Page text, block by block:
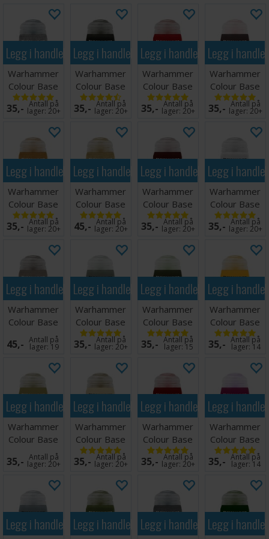
Warhammer Colour-systemet. Når grunnmalingen er påført,
er modellen klar for skyggelegging, lagdeling og detaljering –
noe som gjør disse malingene til det naturlige første trinnet i
enhver malingsprosess, fra nybegynnere som tar fatt på sin
første modell til erfarne malere som arbeider med
konkurransebidrag.
Legg i handlekurven
Warhammer
Colour Base
Leadbelcher
35,- Antall på
lager:20+
Legg i handlekurven
Warhammer
Colour Base
Abaddon
Black
35,- Antall på
lager:20+
Legg i handlekurven
Warhammer
Colour Base
Mephiston
Red
35,- Antall på
lager:20+
Legg i
Warhammer
Colour Base
Rhinox Hide
35,- Antall på
lager:20+
Legg i handlekurven
Warhammer
Colour Base
Balthasar
Gold
35,- Antall på
lager:20+
Legg i handlekurven
Warhammer
Colour Base
Retributor
Armour
45,- Antall på
lager:20+
Legg i handlekurven
Warhammer
Colour Base
Mournfang
Brown
35,- Antall på
lager:20+
Legg i
Warhammer
Colour Base
Corax White
35,- Antall på
lager:20+
Legg i handlekurven
Warhammer
Colour Base
Runelord
Brass
45,- Antall på
lager: 19
Legg i handlekurven
Warhammer
Colour Base
Rakarth Flesh
35,- Antall på
lager:20+
Legg i handlekurven
Warhammer
Colour Base
Steel Legion
Drab
35,- Antall på
lager: 15
Legg i
Warhammer
Colour Base
Averland
Sunset
35,- Antall på
lager: 14
Legg i handlekurven
Warhammer
Colour Base
Zandri Dust
35,- Antall på
lager:20+
Legg i handlekurven
Warhammer
Colour Base
Wraithbone
35,- Antall på
lager:20+
Legg i handlekurven
Warhammer
Colour Base
Khorne Red
35,- Antall på
lager:20+
Legg i
Warhammer
Colour Base
Screamer Pink
35,- Antall på
lager: 14
Legg i handlekurvenLegg i handlekurvenLegg i handlekurven
Legg i